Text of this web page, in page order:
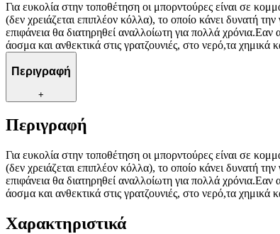
Για ευκολία στην τοποθέτηση οι μπορντούρες είναι σε
(δεν χρειάζεται επιπλέον κόλλα), το οποίο κάνει δυνατή
επιφάνεια θα διατηρηθεί αναλλοίωτη για πολλά
άοσμα και ανθεκτικά στις γρατζουνιές, στο νερό,τα
Περιγραφή
+
Περιγραφή
Για ευκολία στην τοποθέτηση οι μπορντούρες είναι σε
(δεν χρειάζεται επιπλέον κόλλα), το οποίο κάνει δυνατή
επιφάνεια θα διατηρηθεί αναλλοίωτη για πολλά
άοσμα και ανθεκτικά στις γρατζουνιές, στο νερό,τα
Χαρακτηριστικά